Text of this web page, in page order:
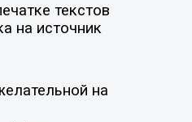
текстов
на источник
на